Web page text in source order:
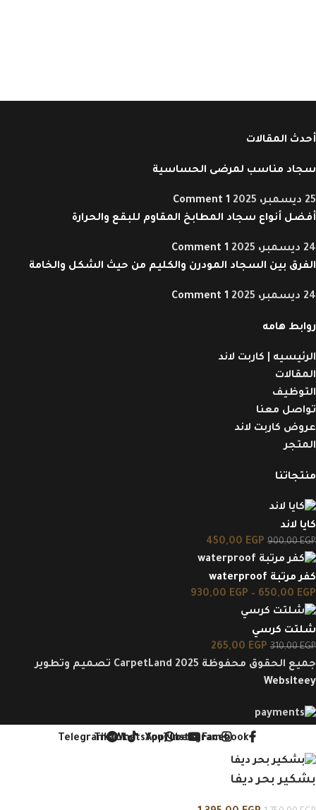
أحدث المقالات
سجاد مناسب لمرضى الحساسية
25 ديسمبر، 2025
1 Comment
أفضل أنواع سجاد المطابخ المقاوم للبقع والحرارة
24 ديسمبر، 2025
1 Comment
الفرق بين السجاد المودرن والكليم من حيث الشكل والخامة
24 ديسمبر، 2025 1 Comment
روابط هامه
الرئيسيه | كاربت لاند
المقالات
التوظيف
تواصل معنا
عروض كاربت لاند
المتجر
منتجاتنا
كايا لاند
900,00EGP
450,00 EGP
كفر مرتبة waterproof
650,00 EGP
–
930,00 EGP
شلتت كرسي
310,00EGP
265,00 EGP
جميع الحقوق محفوظة CarpetLand 2025 تصميم وتطوير
Websiteey
Facebook
Instagram
YouTube
WhatsApp
TikTok
Telegram
بشكير بحر ديفا